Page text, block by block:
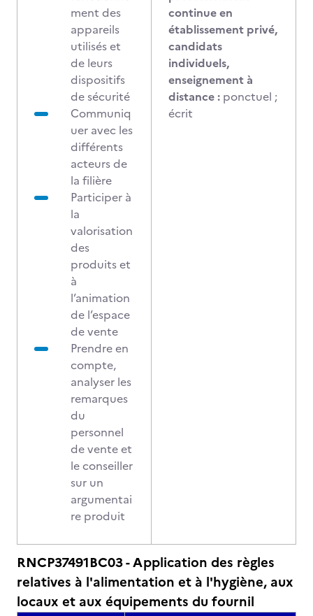
ment des
appareils
utilisés et
de leurs
dispositifs
de sécurité
Communiq
uer avec les
différents
acteurs de
la filière
Participer à
la
valorisation
des
produits et
à
l’animation
de l’espace
de vente
Prendre en
compte,
analyser les
remarques
du
personnel
de vente et
le conseiller
sur un
argumentai
re produit
continue en
établissement privé,
candidats
individuels,
enseignement à
distance : ponctuel ;
écrit
RNCP37491BC03 - Application des règles
relatives à l'alimentation et à l'hygiène, aux
locaux et aux équipements du fournil